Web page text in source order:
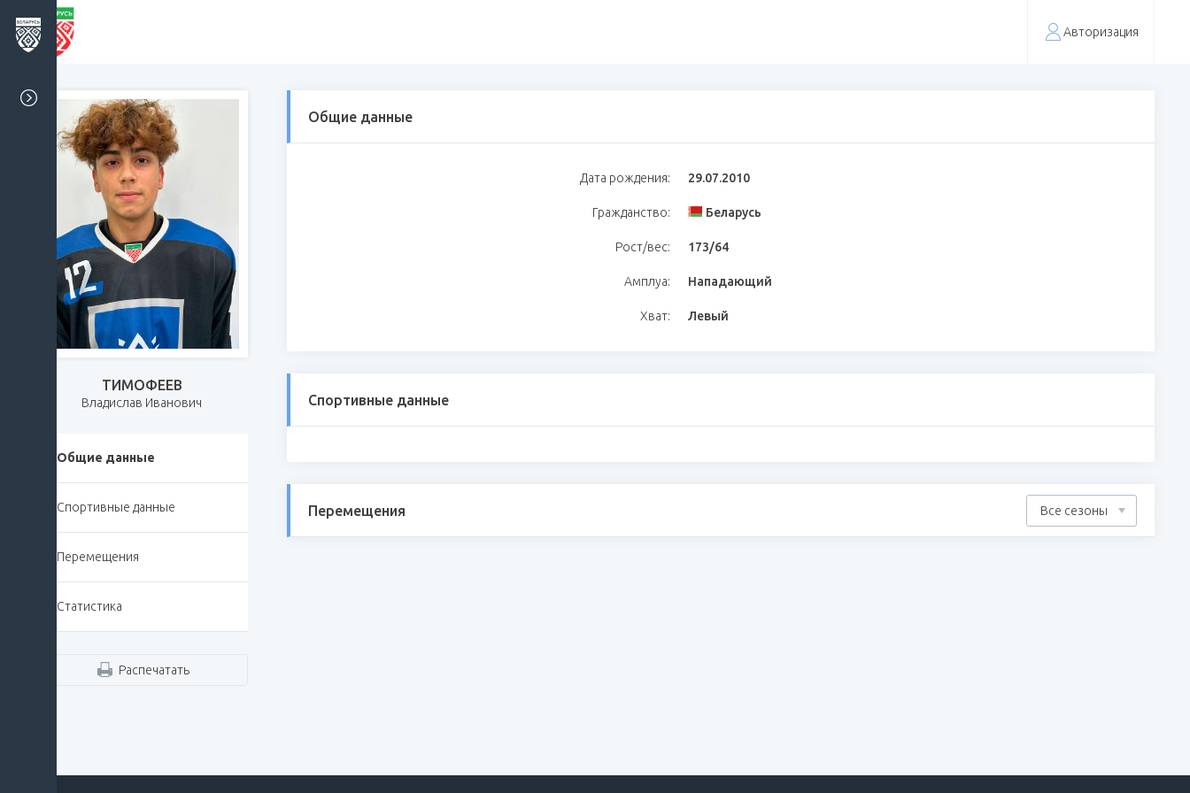
Авторизация
ТИМОФЕЕВ
Владислав Иванович
Общие данные
Спортивные данные
Перемещения
Статистика
Распечатать
Общие данные
Дата рождения: 29.07.2010
Гражданство: Беларусь
Рост/вес: 173/64
Амплуа: Нападающий
Хват: Левый
Спортивные данные
Перемещения Все сезоны